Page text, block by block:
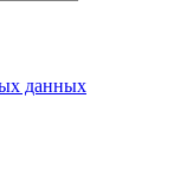
данных